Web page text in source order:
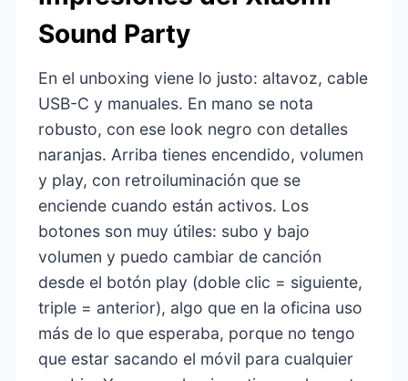
Sound Party
En el unboxing viene lo justo: altavoz, cable
USB-C y manuales. En mano se nota
robusto, con ese look negro con detalles
naranjas. Arriba tienes encendido, volumen
y play, con retroiluminación que se
enciende cuando están activos. Los
botones son muy útiles: subo y bajo
volumen y puedo cambiar de canción
desde el botón play (doble clic = siguiente,
triple = anterior), algo que en la oficina uso
más de lo que esperaba, porque no tengo
que estar sacando el móvil para cualquier